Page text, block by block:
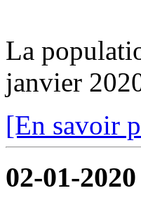
La
janvier
[En savoir
02-01-2020